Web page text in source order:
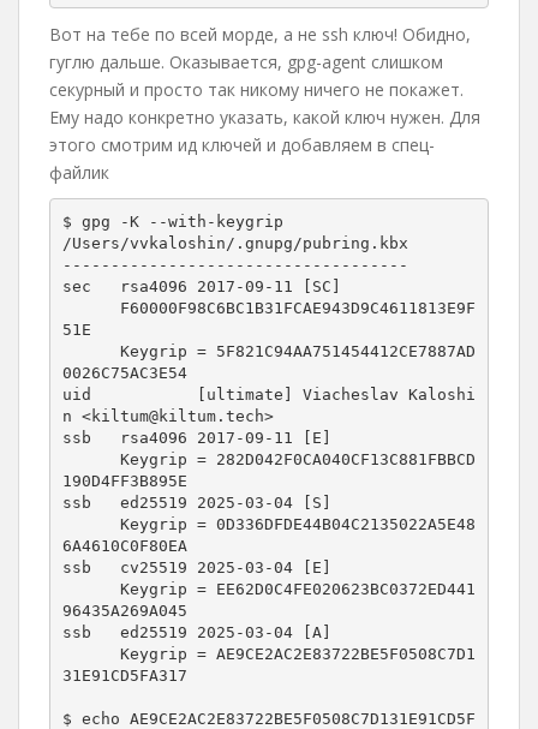
Вот на тебе по всей морде, а не ssh ключ! Обидно,
гуглю дальше. Оказывается, gpg-agent слишком
секурный и просто так никому ничего не покажет.
Ему надо конкретно указать, какой ключ нужен. Для
этого смотрим ид ключей и добавляем в спец-
файлик
$ gpg -K --with-keygrip
/Users/vvkaloshin/.gnupg/pubring.kbx
------------------------------------
sec   rsa4096 2017-09-11 [SC]
51E
0026C75AC3E54
uid           [ultimate] Viacheslav Kaloshi
n <kiltum@kiltum.tech>
ssb   rsa4096 2017-09-11 [E]
190D4FF3B895E
ssb   ed25519 2025-03-04 [S]
6A4610C0F80EA
ssb   cv25519 2025-03-04 [E]
96435A269A045
ssb   ed25519 2025-03-04 [A]
31E91CD5FA317
$ echo AE9CE2AC2E83722BE5F0508C7D131E91CD5F